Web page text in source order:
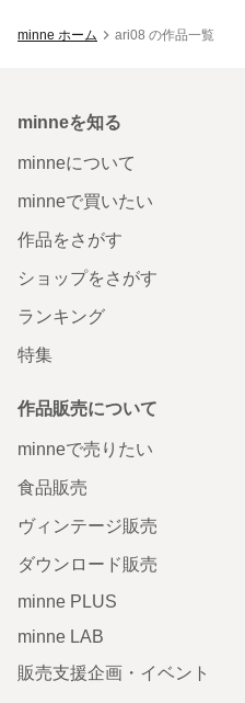
minne ホーム ari08 の作品一覧
minneを知る
minneについて
minneで買いたい
作品をさがす
ショップをさがす
ランキング
特集
作品販売について
minneで売りたい
食品販売
ヴィンテージ販売
ダウンロード販売
minne PLUS
minne LAB
販売支援企画・イベント